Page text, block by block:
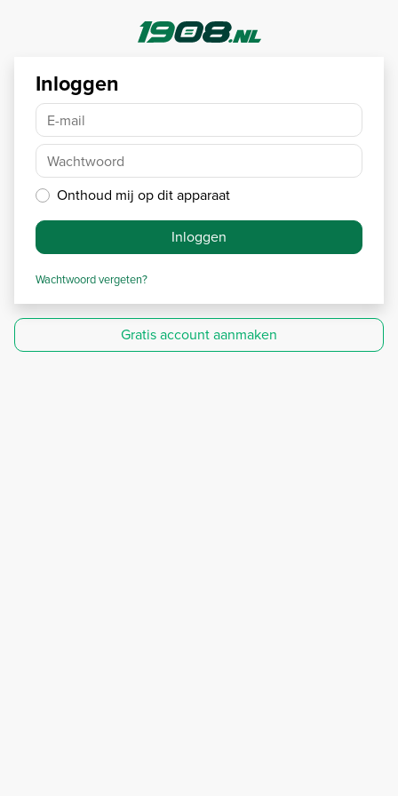
Inloggen
E-mail
Wachtwoord
Onthoud mij op dit apparaat
Inloggen
Wachtwoord vergeten?
Gratis account aanmaken